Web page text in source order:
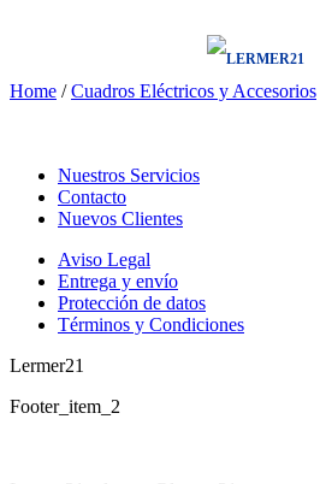
Home /Cuadros Eléctricos y Accesorios
Nuestros Servicios
Contacto
Nuevos Clientes
Aviso Legal
Entrega y envío
Protección de datos
Términos y Condiciones
Lermer21
Footer_item_2